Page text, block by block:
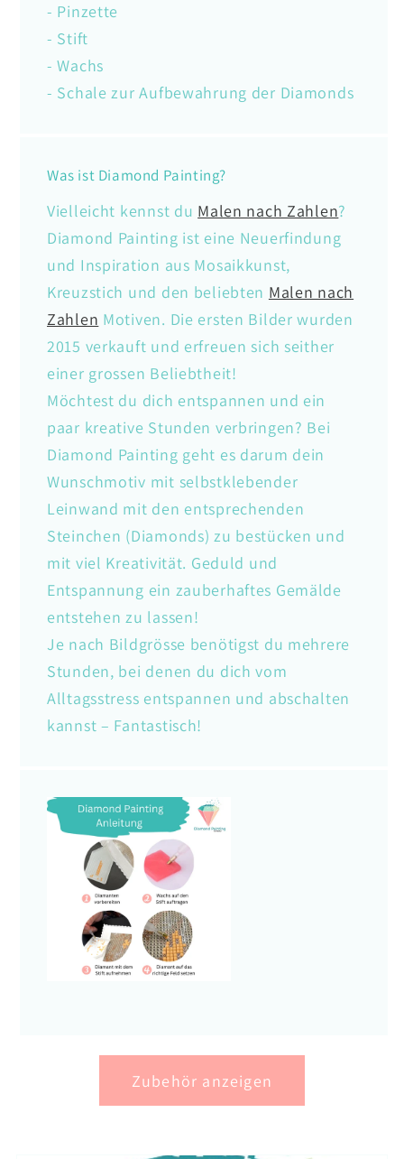
- Pinzette
- Stift
- Wachs
- Schale zur Aufbewahrung der Diamonds
Was ist Diamond Painting?
Vielleicht kennst du Malen nach Zahlen?
Diamond Painting ist eine Neuerfindung
und Inspiration aus Mosaikkunst,
Kreuzstich und den beliebten Malen nach
Zahlen Motiven. Die ersten Bilder wurden
2015 verkauft und erfreuen sich seither
einer grossen Beliebtheit!
Möchtest du dich entspannen und ein
paar kreative Stunden verbringen? Bei
Diamond Painting geht es darum dein
Wunschmotiv mit selbstklebender
Leinwand mit den entsprechenden
Steinchen (Diamonds) zu bestücken und
mit viel Kreativität. Geduld und
Entspannung ein zauberhaftes Gemälde
entstehen zu lassen!
Je nach Bildgrösse benötigst du mehrere
Stunden, bei denen du dich vom
Alltagsstress entspannen und abschalten
kannst – Fantastisch!
Zubehör anzeigen